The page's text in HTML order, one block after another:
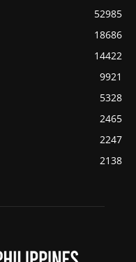
52985
18686
14422
9921
5328
2465
2247
2138